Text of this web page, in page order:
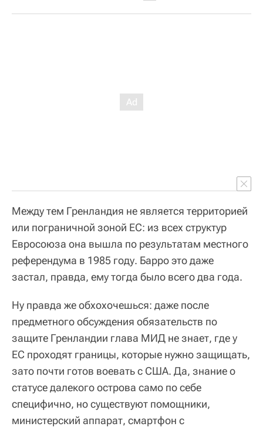
Между тем Гренландия не является территорией
или пограничной зоной ЕС: из всех структур
Евросоюза она вышла по результатам местного
референдума в 1985 году. Барро это даже
застал, правда, ему тогда было всего два года.
Ну правда же обхохочешься: даже после
предметного обсуждения обязательств по
защите Гренландии глава МИД не знает, где у
ЕС проходят границы, которые нужно защищать,
зато почти готов воевать с США. Да, знание о
статусе далекого острова само по себе
специфично, но существуют помощники,
министерский аппарат, смартфон с